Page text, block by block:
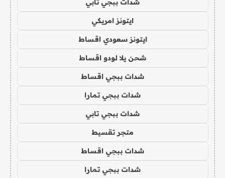
شدات ببجي تابي
ايتونز امريكي
ايتونز سعودي اقساط
شحن يلا لودو اقساط
شدات ببجي اقساط
شدات ببجي تمارا
شدات ببجي تابي
متجر تقسيط
شدات ببجي اقساط
شدات ببجي تمارا